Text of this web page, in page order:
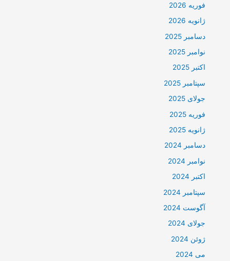
فوریه 2026
ژانویه 2026
دسامبر 2025
نوامبر 2025
اکتبر 2025
سپتامبر 2025
جولای 2025
فوریه 2025
ژانویه 2025
دسامبر 2024
نوامبر 2024
اکتبر 2024
سپتامبر 2024
آگوست 2024
جولای 2024
ژوئن 2024
می 2024